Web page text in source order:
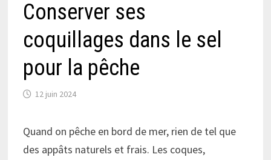
Conserver ses
coquillages dans le sel
pour la pêche
12 juin 2024
Quand on pêche en bord de mer, rien de tel que
des appâts naturels et frais. Les coques,